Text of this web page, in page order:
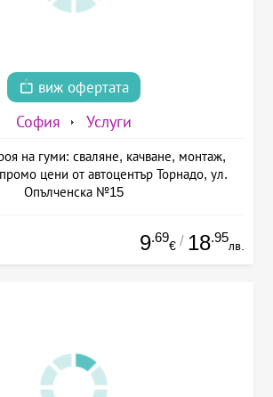
виж офертата
София Услуги
на гуми: сваляне, качване, монтаж,
цени от автоцентър Торнадо, ул.
Опълченска №15
9.69
€ / 18.95
лв.